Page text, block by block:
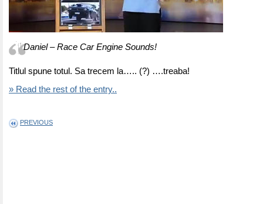
Daniel – Race Car Engine Sounds!
Titlul spune totul. Sa trecem la….. (?) ….treaba!
» Read the rest of the entry..
PREVIOUS